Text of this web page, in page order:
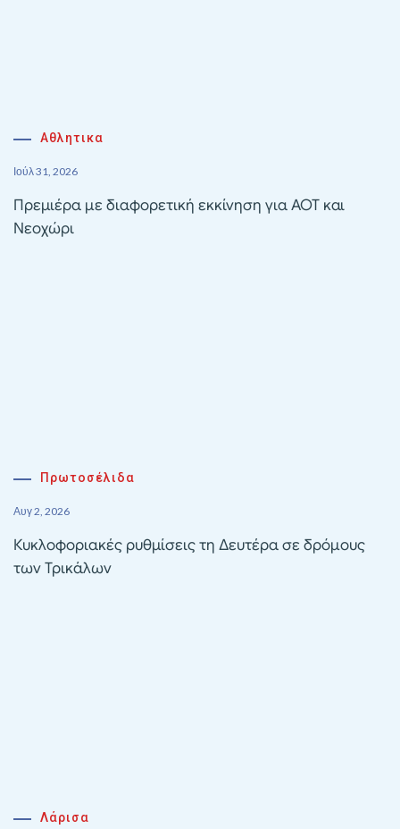
Αθλητικα
Ιούλ 31, 2026
Πρεμιέρα με διαφορετική εκκίνηση για ΑΟΤ και
Νεοχώρι
Πρωτοσέλιδα
Αυγ 2, 2026
Κυκλοφοριακές ρυθμίσεις τη Δευτέρα σε δρόμους
των Τρικάλων
Λάρισα